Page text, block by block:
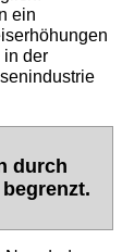
ein
in der
durch